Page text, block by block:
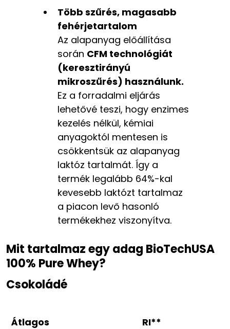
Több szűrés, magasabb
fehérjetartalom
Az alapanyag előállítása
során CFM technológiát
(keresztirányú
mikroszűrés) használunk.
Ez a forradalmi eljárás
lehetővé teszi, hogy enzimes
kezelés nélkül, kémiai
anyagoktól mentesen is
csökkentsük az alapanyag
laktóz tartalmát. Így a
termék legalább 64%-kal
kevesebb laktózt tartalmaz
a piacon levő hasonló
termékekhez viszonyítva.
Mit tartalmaz egy adag BioTechUSA
100% Pure Whey?
Csokoládé
Átlagos RI**